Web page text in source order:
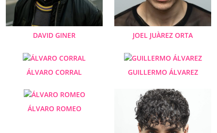
DAVID GINER JOEL JUÀREZ ORTA
ÁLVARO CORRAL GUILLERMO ÁLVAREZ
ÁLVARO ROMEO